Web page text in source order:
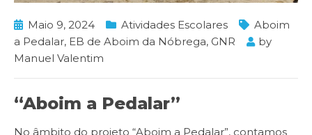
Maio 9, 2024 Atividades Escolares
Aboim
a Pedalar, EB de Aboim da Nóbrega, GNR
by
Manuel Valentim
“Aboim a Pedalar”
No âmbito do projeto “Aboim a Pedalar”, contamos